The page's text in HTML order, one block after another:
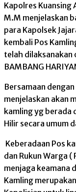
Kapolres Kuansing
M.M menjelaskan
para Kapolsek
kembali Pos
telah dilaksanakan
BAMBANG
Bersamaan
menjelaskan akan
kamling yg berada
Hilir secara umum
Keberadaan Pos
dan Rukun Warga
menjaga keamana
Kamling